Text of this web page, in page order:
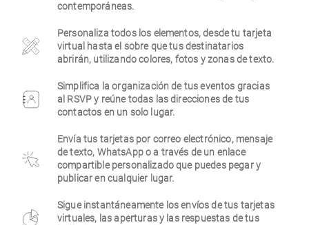
contemporáneas.
Personaliza todos los elementos, desde tu tarjeta
virtual hasta el sobre que tus destinatarios
abrirán, utilizando colores, fotos y zonas de texto.
Simplifica la organización de tus eventos gracias
al RSVP y reúne todas las direcciones de tus
contactos en un solo lugar.
Envía tus tarjetas por correo electrónico, mensaje
de texto, WhatsApp o a través de un enlace
compartible personalizado que puedes pegar y
publicar en cualquier lugar.
Sigue instantáneamente los envíos de tus tarjetas
virtuales, las aperturas y las respuestas de tus